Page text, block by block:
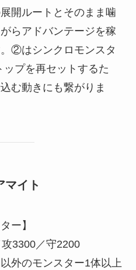
開ルートとそのまま噛
らアドバンテージを稼
②はシンクロモンスタ
プを再セットするた
む動きにも繋がりま
イト
ー】
3300／守2200
外のモンスター1体以上